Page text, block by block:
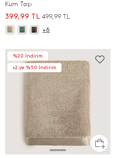
Kum Taşı
399,99 TL 499,99 TL
+6
%20 İndirim
+2.ye %50 İndirim